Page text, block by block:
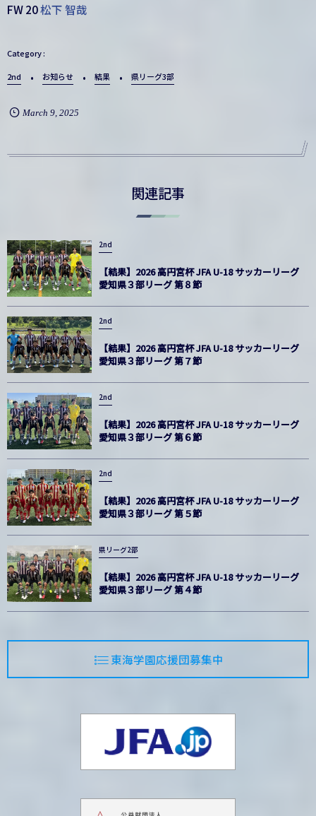
FW 20松下 智哉
2nd お知らせ 結果 県リーグ3部
March 9, 2025
関連記事
2nd
【結果】2026 高円宮杯 JFA U-18 サッカーリーグ
愛知県３部リーグ 第８節
2nd
【結果】2026 高円宮杯 JFA U-18 サッカーリーグ
愛知県３部リーグ 第７節
2nd
【結果】2026 高円宮杯 JFA U-18 サッカーリーグ
愛知県３部リーグ 第６節
2nd
【結果】2026 高円宮杯 JFA U-18 サッカーリーグ
愛知県３部リーグ 第５節
県リーグ2部
【結果】2026 高円宮杯 JFA U-18 サッカーリーグ
愛知県３部リーグ 第４節
東海学園応援団募集中